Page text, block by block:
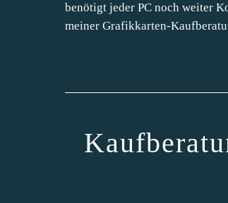
benötigt jeder PC noch weiter
meiner Grafikkarten-